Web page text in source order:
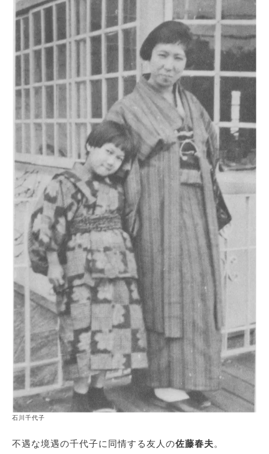
石川千代子
不遇な境遇の千代子に同情する友人の佐藤春夫。